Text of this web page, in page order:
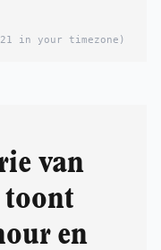
in your timezone)
van
toont
en